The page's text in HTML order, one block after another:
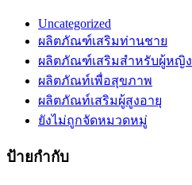
Uncategorized
ผลิตภัณฑ์เสริมท่านชาย
ผลิตภัณฑ์เสริมสำหรับผู้หญิง
ผลิตภัณท์เพื่อสุขภาพ
ผลิตภัณท์เสริมผู้สูงอายุ
ยังไม่ถูกจัดหมวดหมู่
ป้ายกำกับ